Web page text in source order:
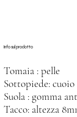
Info sul prodotto
Tomaia : pelle
Sottopiede:
Suola : gomma
Tacco: altezza